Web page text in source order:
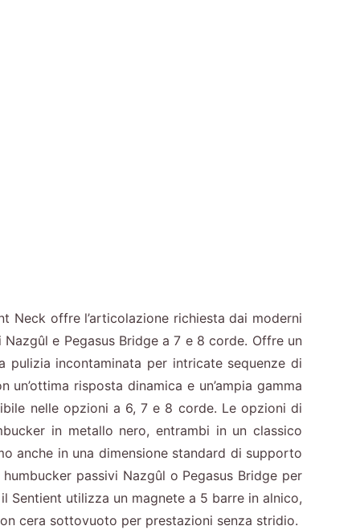
Neck offre l’articolazione richiesta dai moderni
e Pegasus Bridge a 7 e 8 corde. Offre un
incontaminata per intricate sequenze di
risposta dinamica e un’ampia gamma
nelle opzioni a 6, 7 e 8 corde. Le opzioni di
in metallo nero, entrambi in un classico
anche in una dimensione standard di supporto
passivi Nazgûl o Pegasus Bridge per
Sentient utilizza un magnete a 5 barre in alnico,
cera sottovuoto per prestazioni senza stridio.